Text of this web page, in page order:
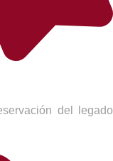
del legado